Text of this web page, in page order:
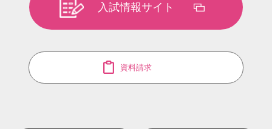
入試情報サイト
資料請求